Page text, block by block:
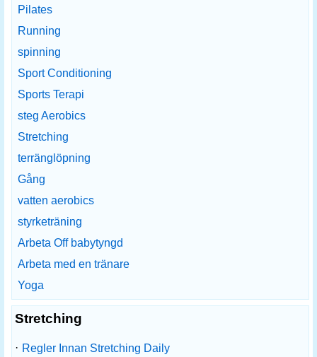
Pilates
Running
spinning
Sport Conditioning
Sports Terapi
steg Aerobics
Stretching
terränglöpning
Gång
vatten aerobics
styrketräning
Arbeta Off babytyngd
Arbeta med en tränare
Yoga
Stretching
· Regler Innan Stretching Daily